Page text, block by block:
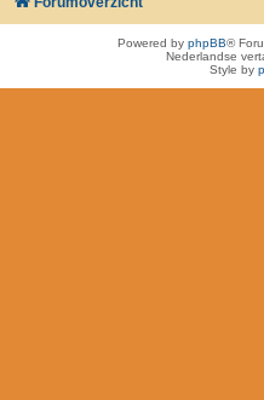
Powered by phpBB®
Nederlandse
Style by